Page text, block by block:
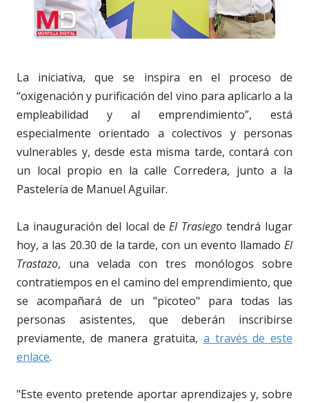
La iniciativa, que se inspira en el proceso de
“oxigenación y purificación del vino para aplicarlo a la
empleabilidad y al emprendimiento”, está
especialmente orientado a colectivos y personas
vulnerables y, desde esta misma tarde, contará con
un local propio en la calle Corredera, junto a la
Pastelería de Manuel Aguilar.
La inauguración del local deEl Trasiego tendrá lugar
hoy, a las 20.30 de la tarde, con un evento llamado El
Trastazo, una velada con tres monólogos sobre
contratiempos en el camino del emprendimiento, que
se acompañará de un "picoteo" para todas las
personas asistentes, que deberán inscribirse
previamente, de manera gratuita, a través de este
enlace.
"Este evento pretende aportar aprendizajes y, sobre